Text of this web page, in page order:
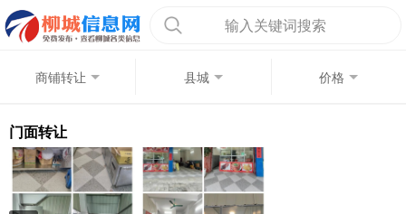
输入关键词搜索
商铺转让 县城 价格
门面转让